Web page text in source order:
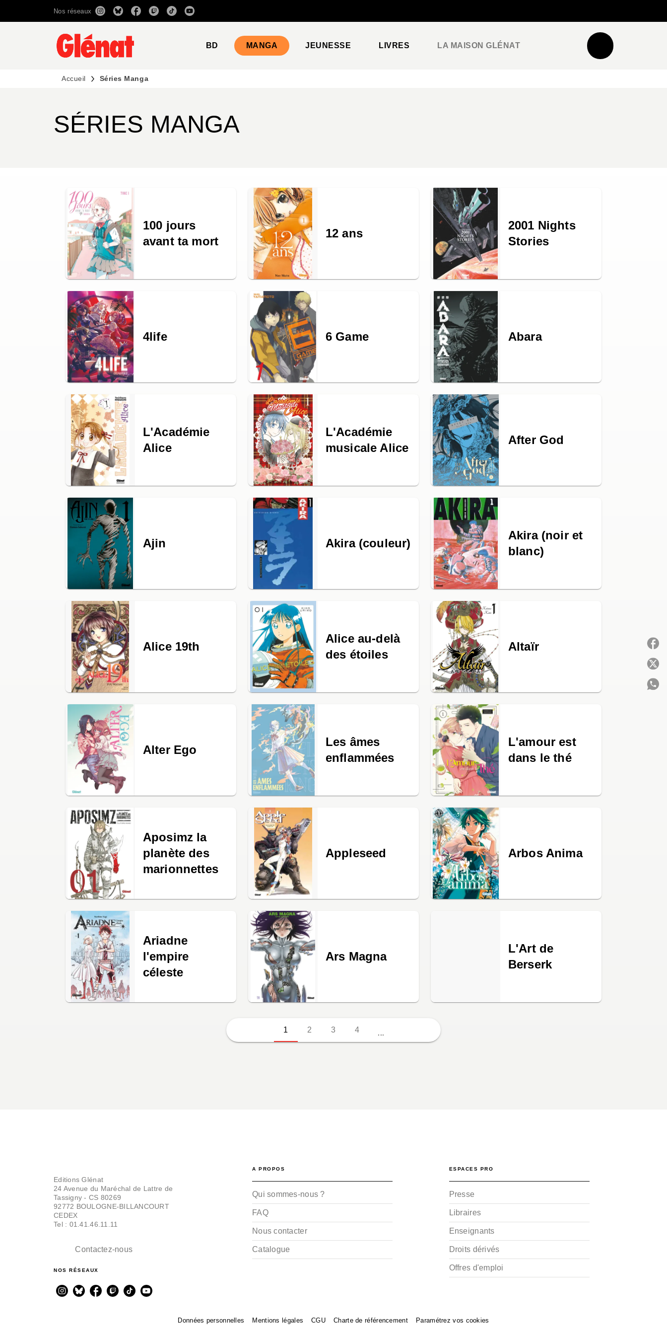
RECHERCHE CONTENU
Nos réseaux
BD MANGA JEUNESSE LIVRES LA MAISON GLÉNAT
Accueil Séries Manga
SÉRIES MANGA
100 jours
avant ta mort
12 ans
2001 Nights
Stories
4life 6 Game Abara
L'Académie
Alice
L'Académie
musicale Alice
After God
Ajin Akira (couleur)
Akira (noir et
blanc)
Alice 19th
Alice au-delà
des étoiles
Altaïr
Alter Ego
Les âmes
enflammées
L'amour est
dans le thé
Aposimz la
planète des
marionnettes
Appleseed Arbos Anima
Ariadne
l'empire
céleste
Ars Magna
L'Art de
Berserk
1 2 3 4 ...
Editions Glénat
24 Avenue du Maréchal de Lattre de
Tassigny - CS 80269
92772 BOULOGNE-BILLANCOURT
CEDEX
Tel : 01.41.46.11.11
Contactez-nous
NOS RÉSEAUX
A PROPOS
Qui sommes-nous ?
FAQ
Nous contacter
Catalogue
ESPACES PRO
Presse
Libraires
Enseignants
Droits dérivés
Offres d'emploi
Données personnelles Mentions légales CGU Charte de référencement Paramétrez vos cookies